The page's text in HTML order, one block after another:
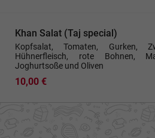
Khan Salat (Taj special)
Kopfsalat, Tomaten, Gurken,
Hühnerfleisch, rote Bohnen,
Joghurtsoße und Oliven
10,00 €